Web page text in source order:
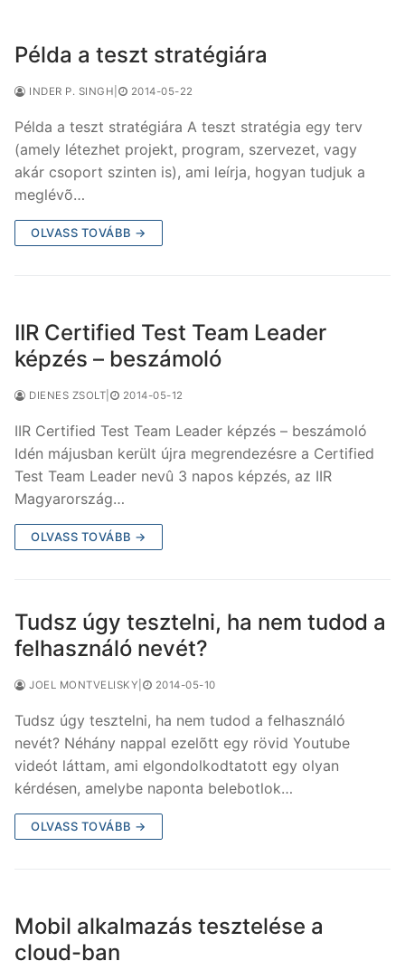
Példa a teszt stratégiára
INDER P. SINGH 2014-05-22
Példa a teszt stratégiára A teszt stratégia egy terv
(amely létezhet projekt, program, szervezet, vagy
akár csoport szinten is), ami leírja, hogyan tudjuk a
meglévõ…
OLVASS TOVÁBB →
IIR Certified Test Team Leader
képzés – beszámoló
DIENES ZSOLT 2014-05-12
IIR Certified Test Team Leader képzés – beszámoló
Idén májusban került újra megrendezésre a Certified
Test Team Leader nevû 3 napos képzés, az IIR
Magyarország…
OLVASS TOVÁBB →
Tudsz úgy tesztelni, ha nem tudod a
felhasználó nevét?
JOEL MONTVELISKY 2014-05-10
Tudsz úgy tesztelni, ha nem tudod a felhasználó
nevét? Néhány nappal ezelõtt egy rövid Youtube
videót láttam, ami elgondolkodtatott egy olyan
kérdésen, amelybe naponta belebotlok…
OLVASS TOVÁBB →
Mobil alkalmazás tesztelése a
cloud-ban